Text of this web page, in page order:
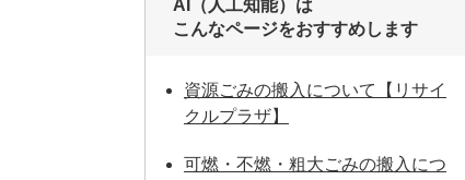
AI（人工知能）は
こんなページをおすすめします
資源ごみの搬入について【リサイ
クルプラザ】
可燃・不燃・粗大ごみの搬入につ